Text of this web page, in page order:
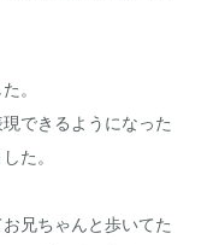
。
できるようになった
た。
兄ちゃんと歩いてた